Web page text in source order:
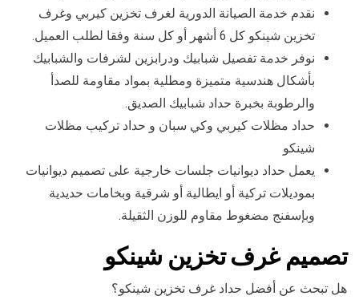
نقدم خدمة الصيانة الدورية لغرف تخزين كيربي وغرف
تخزين شينكو كل 6 أشهر أو كل سنة وفقا لطلب العميل.
نوفر خدمة تفصيل شبابيك ودرابزين لشرفات والشبابيك
بأشكال هندسية متميزة ومطلية بمواد مقاومة للصدأ
والرطوبة بخبرة حداد شبابيك الصديق.
حداد مظلات كيربي وكي سبان و حداد تركيب مظلات
شينكو
يعمل حداد ديوانيات جلسات خارجية على تصميم ديوانيات
بموديلات تركية أو ايطالية أو شرقية وبخامات حديدية
وبإسفنج مضغوط مقاوم للوزن الثقيلة.
تصميم غرف تخزين شينكو
هل تبحث عن أفضل حداد غرف تخزين شينكو؟